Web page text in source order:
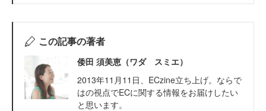
この記事の著者
倭田 須美恵（ワダ スミエ）
2013年11月11日、ECzine立ち上げ。ならで
はの視点でECに関する情報をお届けしたい
と思います。